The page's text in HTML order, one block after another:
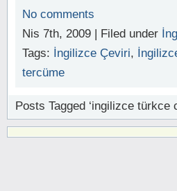
No comments
Nis 7th, 2009 | Filed under
Tags: İngilizce Çeviri,
tercüme
Posts Tagged ‘ingilizce türkce